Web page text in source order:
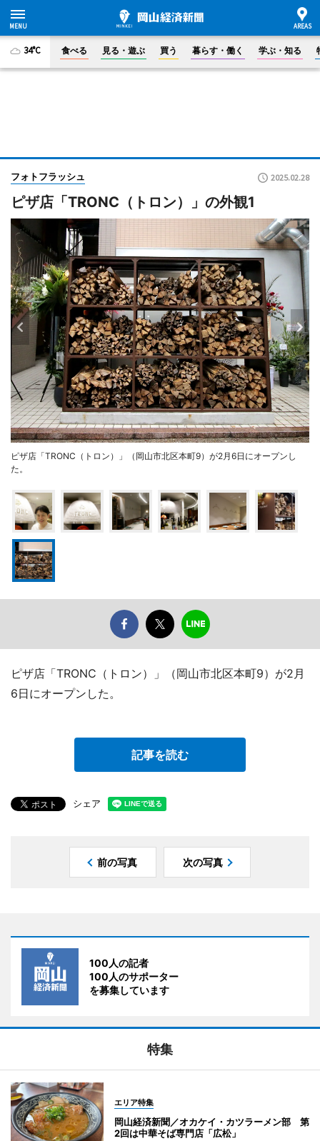
34°C 食べる 見る・遊ぶ 買う 暮らす・働く 学ぶ・知る
フォトフラッシュ 2025.02.28
ピザ店「TRONC（トロン）」の外観1
ピザ店「TRONC（トロン）」（岡山市北区本町9）が2月6日にオープンし
た。
ピザ店「TRONC（トロン）」（岡山市北区本町9）が2月
6日にオープンした。
記事を読む
シェア
前の写真 次の写真
100人の記者
100人のサポーター
を募集しています
特集
エリア特集
岡山経済新聞／オカケイ・カツラーメン部 第
2回は中華そば専門店「広松」